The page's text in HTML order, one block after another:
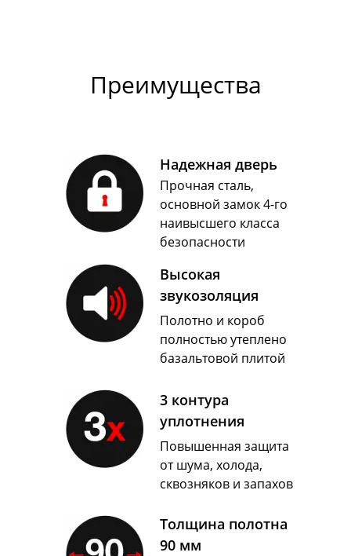
Преимущества
Надежная дверь
Высокая
звукозоляция
Толщина полотна
90 мм
Прочная сталь,
основной замок 4-го
наивысшего класса
безопасности
Повышенная защита
от шума, холода,
сквозняков и запахов
Полотно и короб
полностью утеплено
базальтовой плитой
3 контура
уплотнения